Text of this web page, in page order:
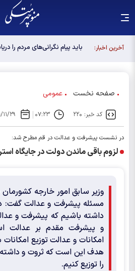
آخرین اخبار: باید پیام نگرانی‌های مردم را
صفحه نخست عمومی
کد خبر: ۲۲۰ ۰۷:۲۳ ۱۳۹۱/
در نشست پیشرفت و عدالت در قم مطرح شد:
لزوم باقی ماندن دولت در جایگاه
وزیر سابق امور خارجه
مسئله پیشرفت و عدالت گفت:
داشته باشیم که پیشرفت و
و پیشرفت مقدم بر عدالت
امکانات و عدالت توزیع
هدف این است که ثروت و
را توزیع کنیم.